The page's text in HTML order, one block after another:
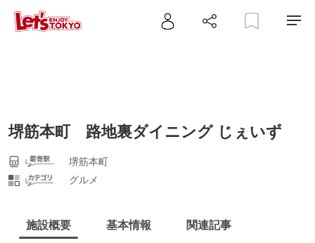
堺筋本町 路地裏ダイニング じぇいず
堺筋本町
グルメ
施設概要 基本情報 関連記事